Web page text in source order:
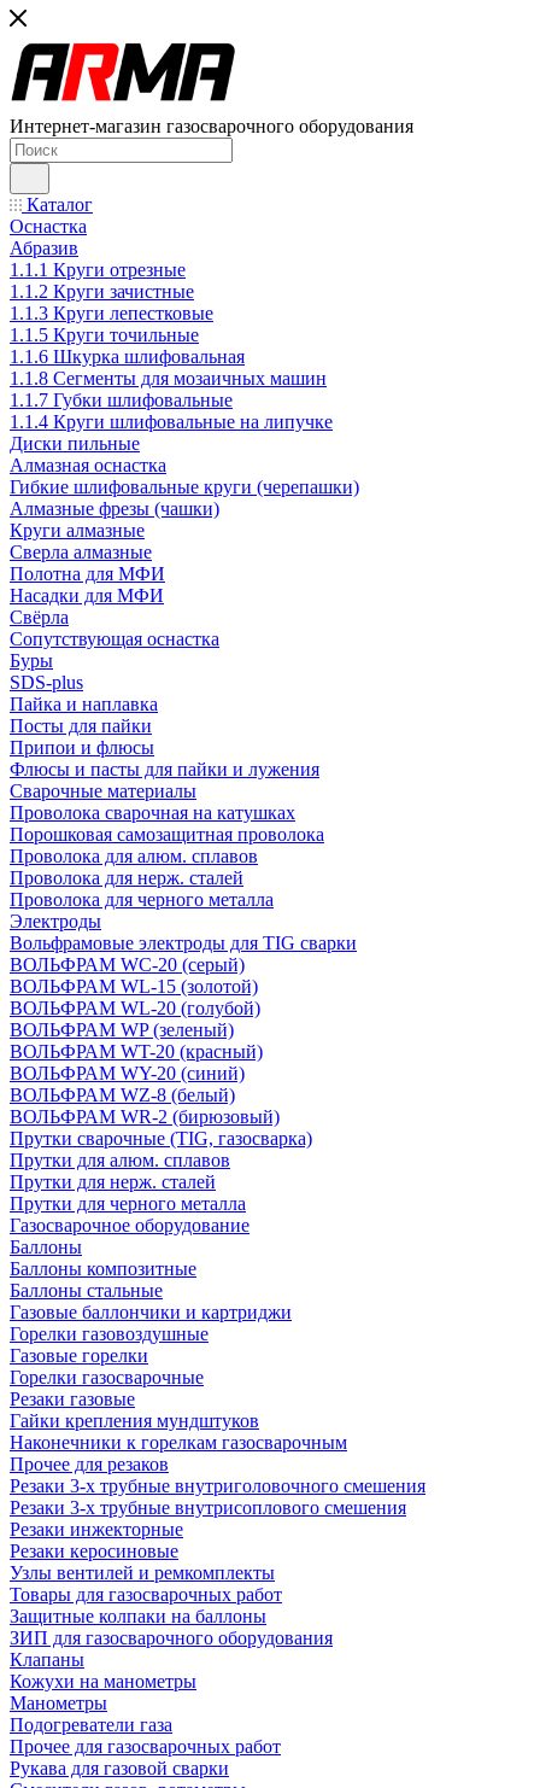
Интернет-магазин газосварочного оборудования
Каталог
Оснастка
Абразив
1.1.1 Круги отрезные
1.1.2 Круги зачистные
1.1.3 Круги лепестковые
1.1.5 Круги точильные
1.1.6 Шкурка шлифовальная
1.1.8 Сегменты для мозаичных машин
1.1.7 Губки шлифовальные
1.1.4 Круги шлифовальные на липучке
Диски пильные
Алмазная оснастка
Гибкие шлифовальные круги (черепашки)
Алмазные фрезы (чашки)
Круги алмазные
Сверла алмазные
Полотна для МФИ
Насадки для МФИ
Свёрла
Сопутствующая оснастка
Буры
SDS-plus
Пайка и наплавка
Посты для пайки
Припои и флюсы
Флюсы и пасты для пайки и лужения
Сварочные материалы
Проволока сварочная на катушках
Порошковая самозащитная проволока
Проволока для алюм. сплавов
Проволока для нерж. сталей
Проволока для черного металла
Электроды
Вольфрамовые электроды для TIG сварки
ВОЛЬФРАМ WC-20 (серый)
ВОЛЬФРАМ WL-15 (золотой)
ВОЛЬФРАМ WL-20 (голубой)
ВОЛЬФРАМ WP (зеленый)
ВОЛЬФРАМ WT-20 (красный)
ВОЛЬФРАМ WY-20 (синий)
ВОЛЬФРАМ WZ-8 (белый)
ВОЛЬФРАМ WR-2 (бирюзовый)
Прутки сварочные (TIG, газосварка)
Прутки для алюм. сплавов
Прутки для нерж. сталей
Прутки для черного металла
Газосварочное оборудование
Баллоны
Баллоны композитные
Баллоны стальные
Газовые баллончики и картриджи
Горелки газовоздушные
Газовые горелки
Горелки газосварочные
Резаки газовые
Гайки крепления мундштуков
Наконечники к горелкам газосварочным
Прочее для резаков
Резаки 3-х трубные внутриголовочного смешения
Резаки 3-х трубные внутрисоплового смешения
Резаки инжекторные
Резаки керосиновые
Узлы вентилей и ремкомплекты
Товары для газосварочных работ
Защитные колпаки на баллоны
ЗИП для газосварочного оборудования
Клапаны
Кожухи на манометры
Манометры
Подогреватели газа
Прочее для газосварочных работ
Рукава для газовой сварки